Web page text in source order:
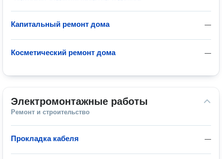
—
Капитальный ремонт дома
—
Косметический ремонт дома
Электромонтажные работы
Ремонт и строительство
—
Прокладка кабеля